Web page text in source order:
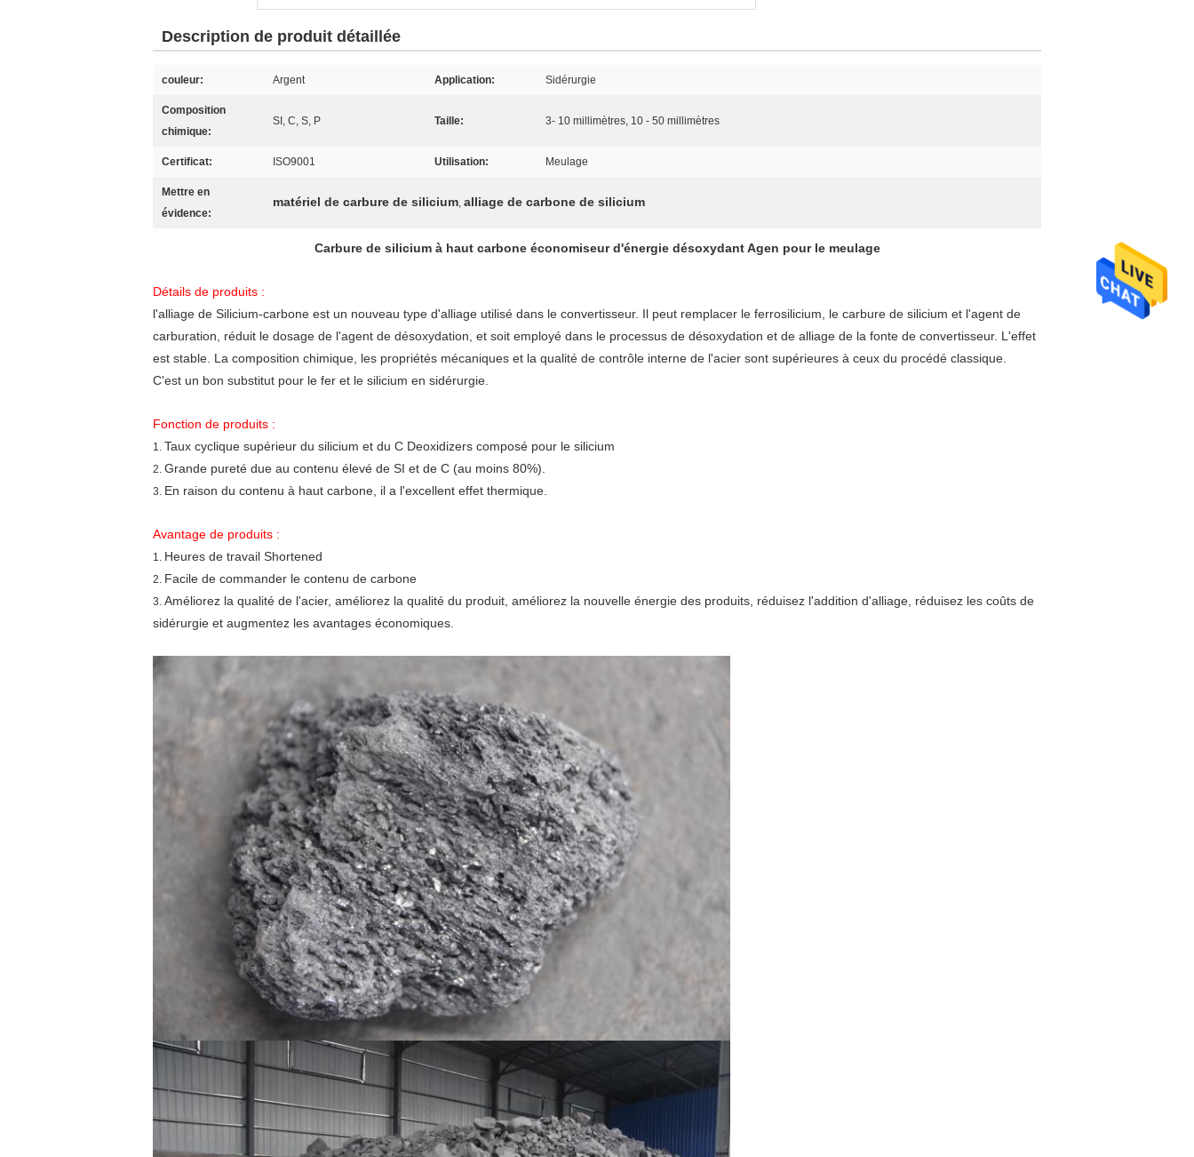
Description de produit détaillée
couleur: Argent Application: Sidérurgie
Composition
chimique:
SI, C, S, P Taille: 3- 10 millimètres, 10 - 50 millimètres
Certificat: ISO9001 Utilisation: Meulage
Mettre en
évidence:
matériel de carbure de silicium, alliage de carbone de silicium
Carbure de silicium à haut carbone économiseur d'énergie désoxydant Agen pour le meulage
Détails de produits :
l'alliage de Silicium-carbone est un nouveau type d'alliage utilisé dans le convertisseur. Il peut remplacer le ferrosilicium, le carbure de silicium et l'agent de
carburation, réduit le dosage de l'agent de désoxydation, et soit employé dans le processus de désoxydation et de alliage de la fonte de convertisseur. L'effet
est stable. La composition chimique, les propriétés mécaniques et la qualité de contrôle interne de l'acier sont supérieures à ceux du procédé classique.
C'est un bon substitut pour le fer et le silicium en sidérurgie.
Fonction de produits :
1. Taux cyclique supérieur du silicium et du C Deoxidizers composé pour le silicium
2. Grande pureté due au contenu élevé de SI et de C (au moins 80%).
3. En raison du contenu à haut carbone, il a l'excellent effet thermique.
Avantage de produits :
1. Heures de travail Shortened
2. Facile de commander le contenu de carbone
3. Améliorez la qualité de l'acier, améliorez la qualité du produit, améliorez la nouvelle énergie des produits, réduisez l'addition d'alliage, réduisez les coûts de
sidérurgie et augmentez les avantages économiques.